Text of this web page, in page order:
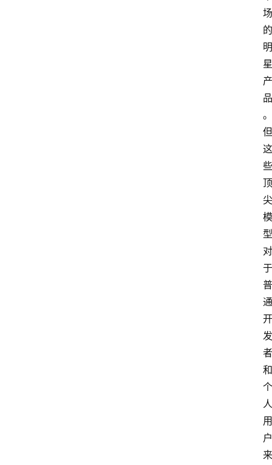
场
的
明
星
产
品
。
但
这
些
顶
尖
模
型
对
于
普
通
开
发
者
和
个
人
用
户
来